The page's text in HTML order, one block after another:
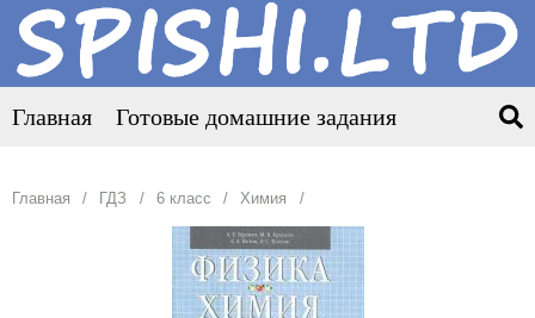
Главная Готовые домашние задания
Главная ГДЗ 6 класс Химия